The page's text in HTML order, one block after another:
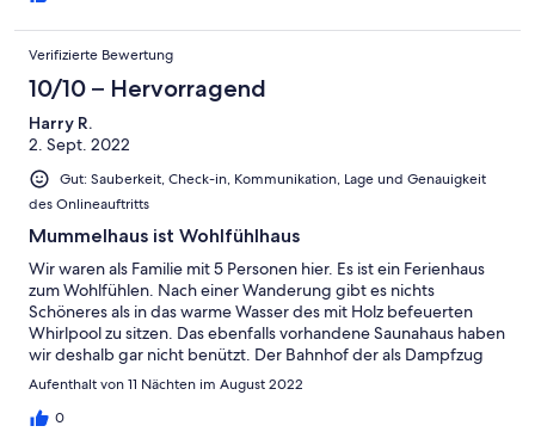
Verifizierte Bewertung
10/10 – Hervorragend
Harry R.
2. Sept. 2022
Gut: Sauberkeit, Check-in, Kommunikation, Lage und Genauigkeit
des Onlineauftritts
Mummelhaus ist Wohlfühlhaus
Wir waren als Familie mit 5 Personen hier. Es ist ein Ferienhaus
zum Wohlfühlen. Nach einer Wanderung gibt es nichts
Schöneres als in das warme Wasser des mit Holz befeuerten
Whirlpool zu sitzen. Das ebenfalls vorhandene Saunahaus haben
wir deshalb gar nicht benützt. Der Bahnhof der als Dampfzug
fahrenden Fichtelbergbahn (ein Muss für Eisenbahnfreunde) ist
zu Fuß nur 5 Minuten entfernt. Hier kann man dann den
Bimmelbahnweg von Oberwiesental nach Cranzahl (ca. 20 km)
Aufenthalt von 11 Nächten im August 2022
0